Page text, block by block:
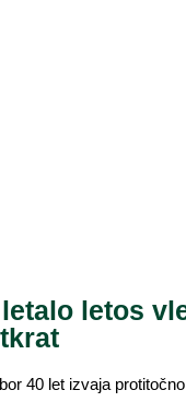
letos
40 let izvaja